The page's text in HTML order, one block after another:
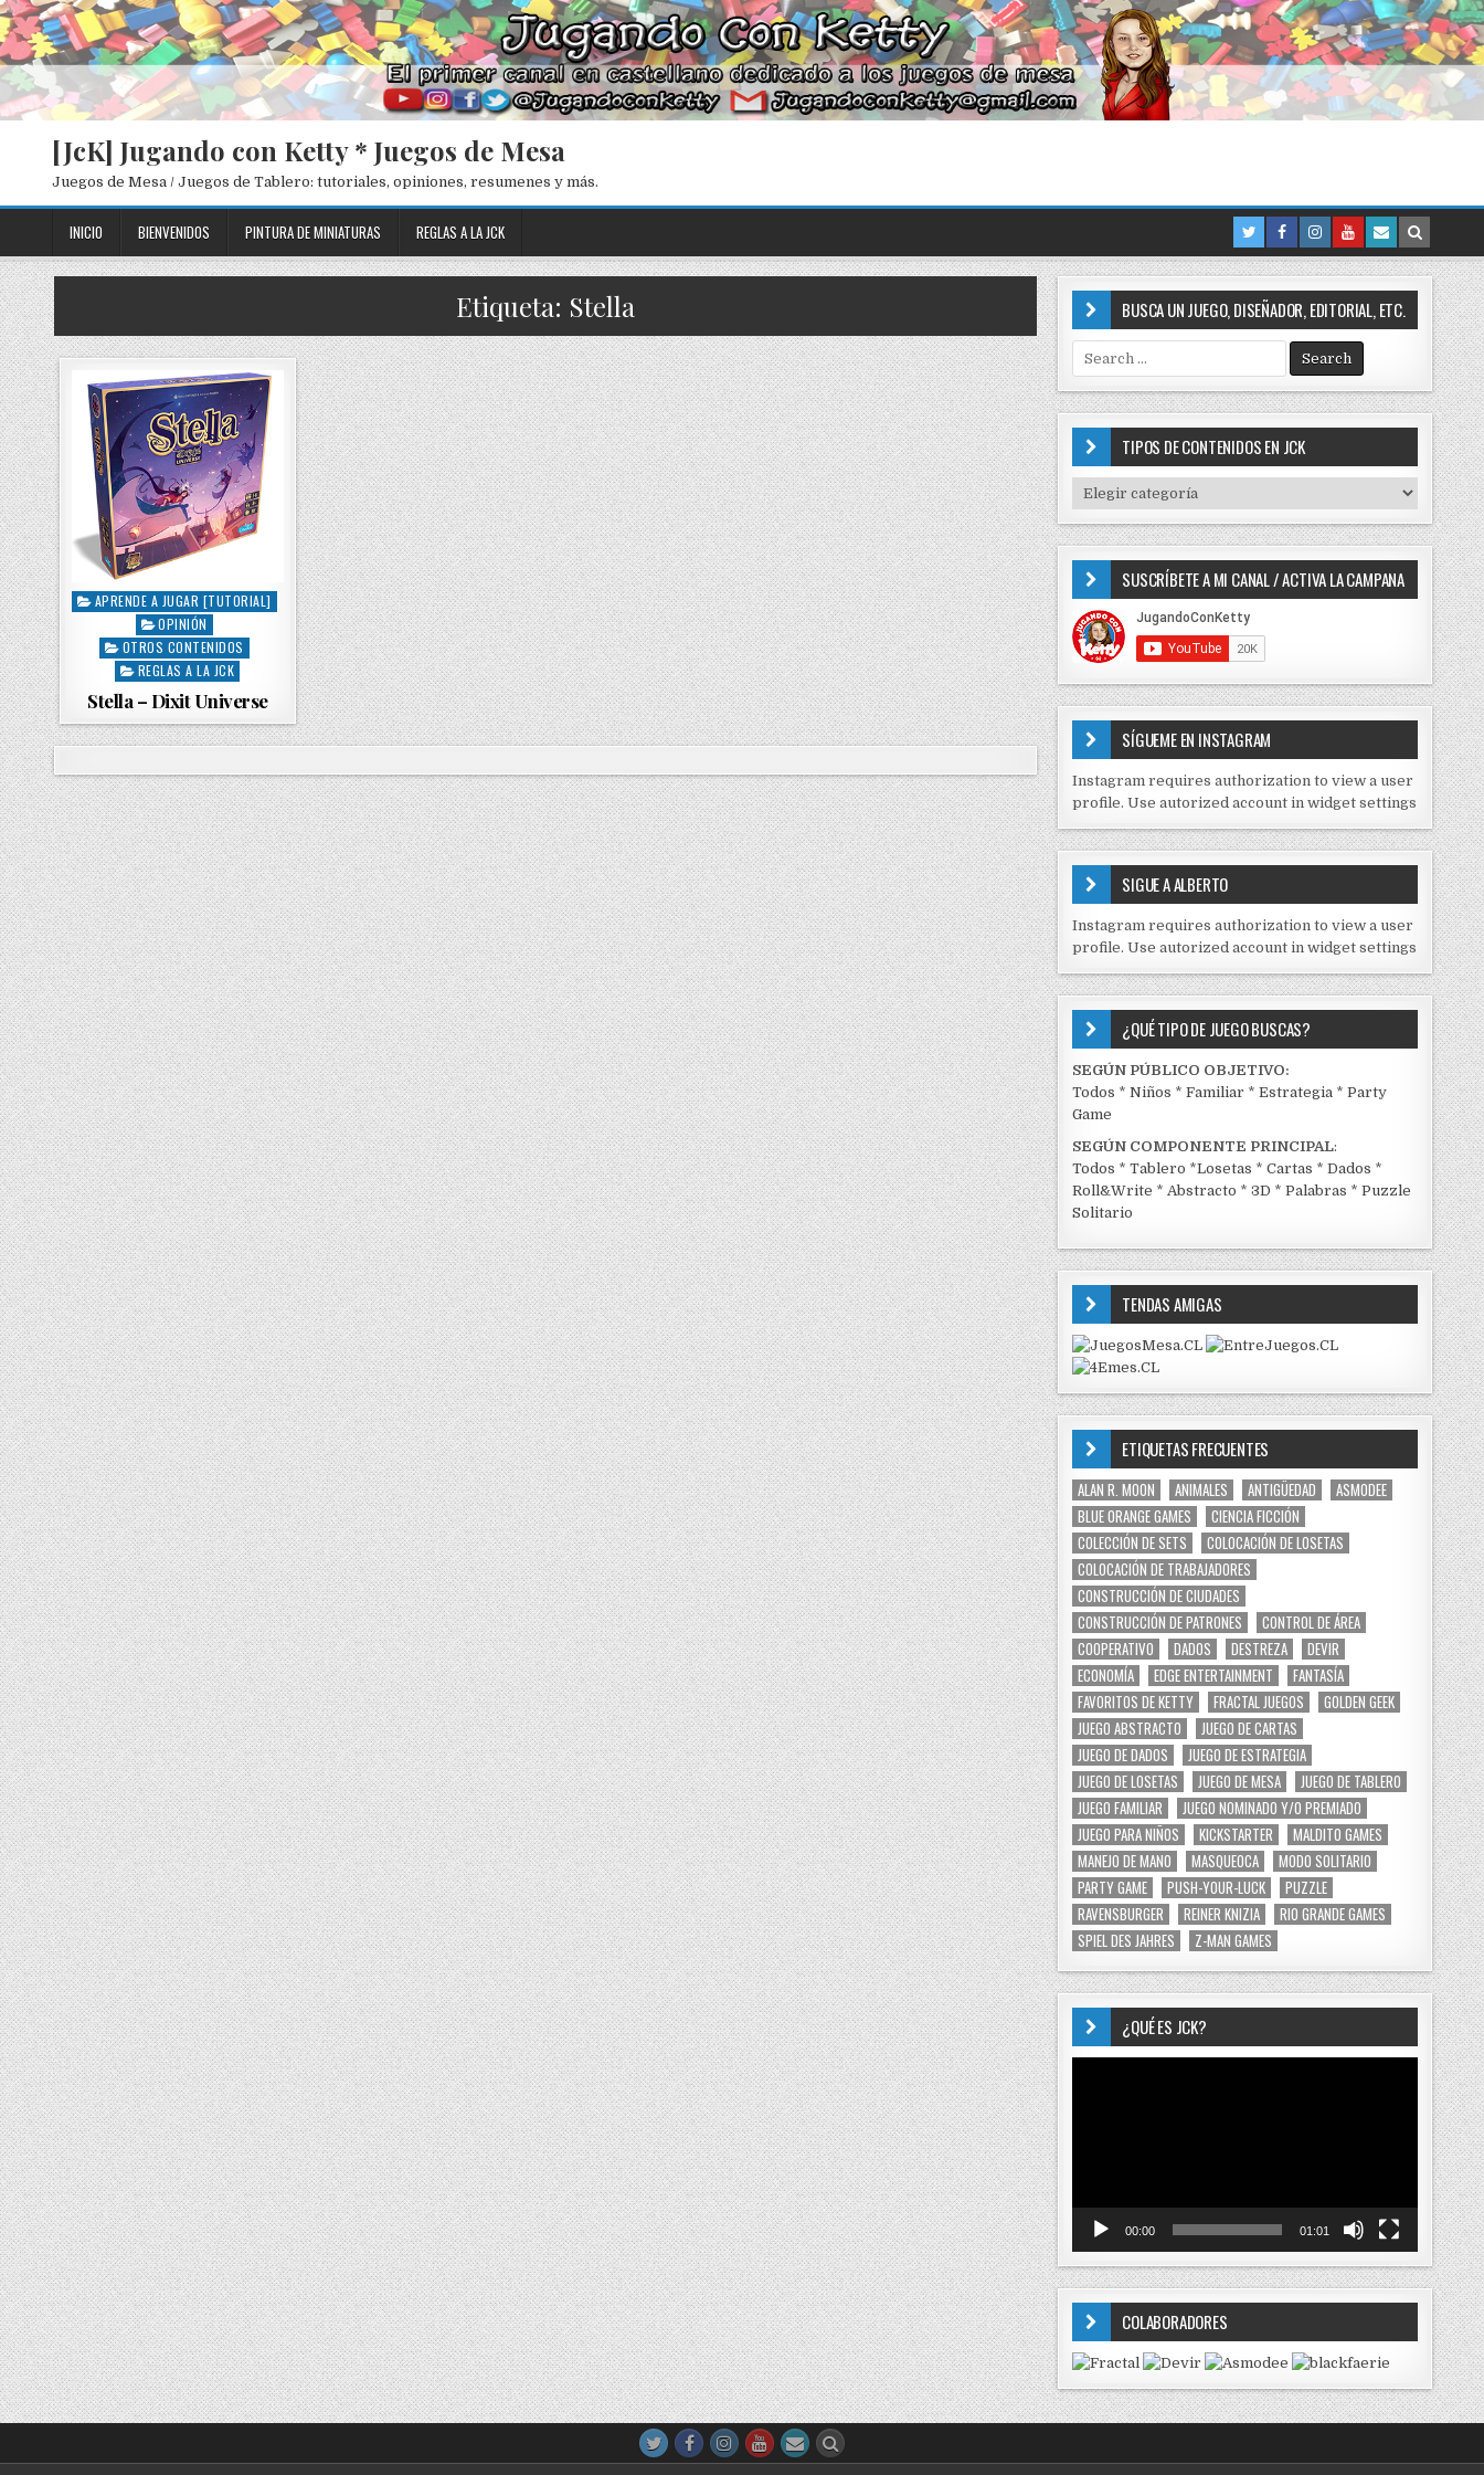
[JcK] Jugando con Ketty * Juegos de Mesa
Juegos de Mesa / Juegos de Tablero: tutoriales, opiniones, resumenes y más.
INICIO BIENVENIDOS PINTURA DE MINIATURAS REGLAS A LA JCK
Etiqueta: Stella
P
i
APRENDE A JUGAR [TUTORIAL]
OPINIÓN
OTROS CONTENIDOS
REGLAS A LA JCK
Stella – Dixit Universe
BUSCA UN JUEGO, DISEÑADOR, EDITORIAL, ETC.
e
a
r
o
r
:
TIPOS DE CONTENIDOS EN JCK
I
P
D
E
C
N
T
I
D
S
E
J
C
K
SUSCRÍBETE A MI CANAL / ACTIVA LA CAMPANA
SÍGUEME EN INSTAGRAM
Instagram requires authorization to view a user
profile. Use autorized account in widget settings
SIGUE A ALBERTO
Instagram requires authorization to view a user
profile. Use autorized account in widget settings
¿QUÉ TIPO DE JUEGO BUSCAS?
SEGÚN PÚBLICO OBJETIVO:
Todos *Niños *Familiar *Estrategia *Party
Game
SEGÚN COMPONENTE PRINCIPAL:
Todos *Tablero *Losetas *Cartas *Dados *
Roll&Write *Abstracto *3D *Palabras *Puzzle
Solitario
TENDAS AMIGAS
ETIQUETAS FRECUENTES
ALAN R. MOON ANIMALES ANTIGÜEDAD
ASMODEE
BLUE ORANGE GAMES
CIENCIA FICCIÓN
COLECCIÓN DE SETS
COLOCACIÓN DE LOSETAS
COLOCACIÓN DE TRABAJADORES
CONSTRUCCIÓN DE CIUDADES
CONSTRUCCIÓN DE PATRONES
CONTROL DE ÁREA
COOPERATIVO
DADOS DESTREZA
DEVIR
ECONOMÍA
EDGE ENTERTAINMENT
FANTASÍA
FAVORITOS DE KETTY
FRACTAL JUEGOS
GOLDEN GEEK
JUEGO ABSTRACTO
JUEGO DE CARTAS
JUEGO DE DADOS
JUEGO DE ESTRATEGIA
JUEGO DE LOSETAS
JUEGO DE MESA
JUEGO DE TABLERO
JUEGO FAMILIAR
JUEGO NOMINADO Y/O PREMIADO
JUEGO PARA NIÑOS
KICKSTARTER
MALDITO GAMES
MANEJO DE MANO
MASQUEOCA
MODO SOLITARIO
PARTY GAME
PUSH-YOUR-LUCK
PUZZLE
RAVENSBURGER
REINER KNIZIA
RIO GRANDE GAMES
SPIEL DES JAHRES
Z-MAN GAMES
¿QUÉ ES JCK?
00:00 01:01
COLABORADORES